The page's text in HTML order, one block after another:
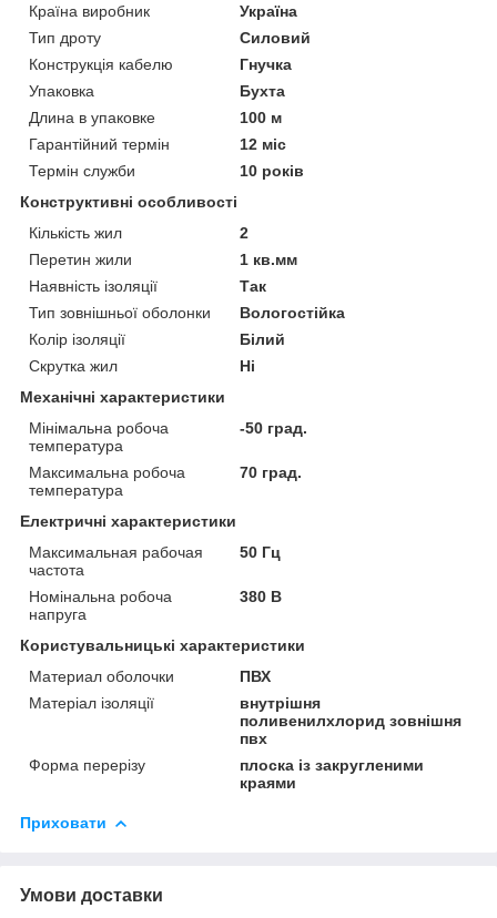
Країна виробник
Україна
Тип дроту
Силовий
Конструкція кабелю
Гнучка
Упаковка
Бухта
Длина в упаковке
100 м
Гарантійний термін
12 міс
Термін служби
10 років
Конструктивні особливості
Кількість жил
2
Перетин жили
1 кв.мм
Наявність ізоляції
Так
Тип зовнішньої оболонки
Вологостійка
Колір ізоляції
Білий
Скрутка жил
Ні
Механічні характеристики
Мінімальна робоча
температура
-50 град.
Максимальна робоча
температура
70 град.
Електричні характеристики
Максимальная рабочая
частота
50 Гц
Номінальна робоча
напруга
380 В
Користувальницькі характеристики
Материал оболочки
ПВХ
Матеріал ізоляції
внутрішня
поливенилхлорид зовнішня
пвх
Форма перерізу
плоска із закругленими
краями
Приховати
Умови доставки